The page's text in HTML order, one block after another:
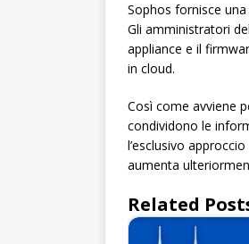
Sophos fornisce
Gli amministratori
appliance e il
in cloud.
Così come avviene
condividono le
l’esclusivo
aumenta
Related